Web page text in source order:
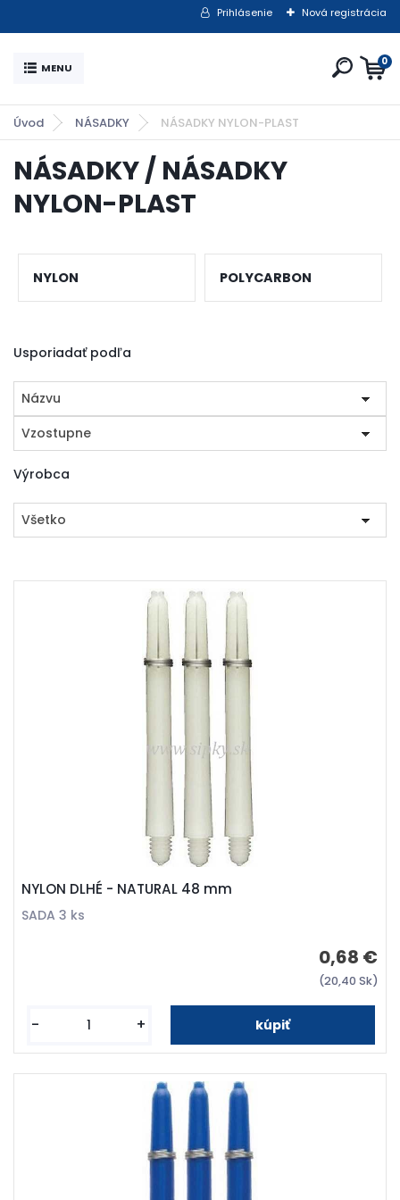
Prihlásenie Nová registrácia
0
Úvod NÁSADKY NÁSADKY NYLON-PLAST
NÁSADKY / NÁSADKY
NYLON-PLAST
NYLON POLYCARBON
Usporiadať podľa
Názvu
Vzostupne
Výrobca
Všetko
NYLON DLHÉ - NATURAL 48 mm
SADA 3 ks
0,68 €
(20,40 Sk)
- +